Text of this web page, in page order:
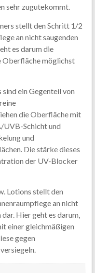
sehr zugutekommt.
stellt den Schritt 1/2
an nicht saugenden
es darum die
Oberfläche möglichst
ein Gegenteil von
die Oberfläche mit
UVB-Schicht und
und
Die stärke dieses
der UV-Blocker
Lotions stellt den
an nicht
Hier geht es darum,
einer gleichmäßigen
gegen